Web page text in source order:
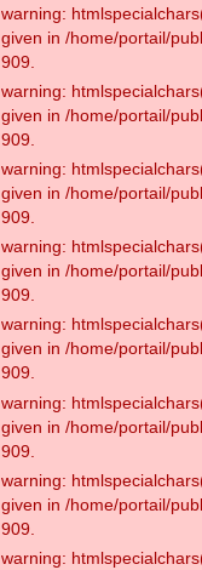
warning:
given in /home/portail/
909.
warning:
given in /home/portail/
909.
warning:
given in /home/portail/
909.
warning:
given in /home/portail/
909.
warning:
given in /home/portail/
909.
warning:
given in /home/portail/
909.
warning:
given in /home/portail/
909.
warning: